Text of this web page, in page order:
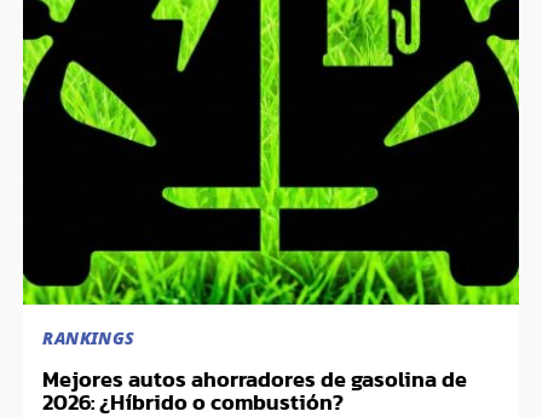
RANKINGS
Mejores autos ahorradores de gasolina de
2026: ¿Híbrido o combustión?